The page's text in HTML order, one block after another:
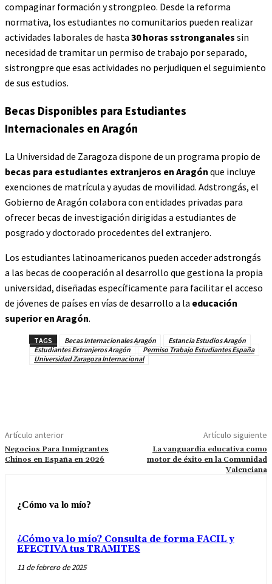
compaginar formación y strongpleo. Desde la reforma
normativa, los estudiantes no comunitarios pueden realizar
actividades laborales de hasta 30 horas sstronganales sin
necesidad de tramitar un permiso de trabajo por separado,
sistrongpre que esas actividades no perjudiquen el seguimiento
de sus estudios.
Becas Disponibles para Estudiantes
Internacionales en Aragón
La Universidad de Zaragoza dispone de un programa propio de
becas para estudiantes extranjeros en Aragón que incluye
exenciones de matrícula y ayudas de movilidad. Adstrongás, el
Gobierno de Aragón colabora con entidades privadas para
ofrecer becas de investigación dirigidas a estudiantes de
posgrado y doctorado procedentes del extranjero.
Los estudiantes latinoamericanos pueden acceder adstrongás
a las becas de cooperación al desarrollo que gestiona la propia
universidad, diseñadas específicamente para facilitar el acceso
de jóvenes de países en vías de desarrollo a la educación
superior en Aragón.
TAGS Becas Internacionales Aragón
Estancia Estudios Aragón
Estudiantes Extranjeros Aragón
Permiso Trabajo Estudiantes España
Universidad Zaragoza Internacional
Artículo anterior
Negocios Para Inmigrantes
Chinos en España en 2026
Artículo siguiente
La vanguardia educativa como
motor de éxito en la Comunidad
Valenciana
¿Cómo va lo mío?
¿Cómo va lo mío? Consulta de forma FACIL y
EFECTIVA tus TRAMITES
11 de febrero de 2025